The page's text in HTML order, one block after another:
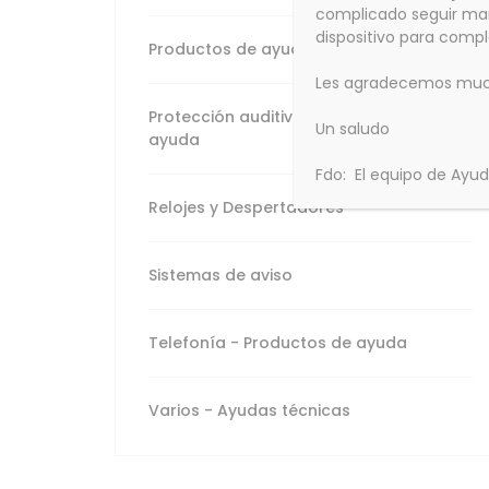
Productos de ayuda destacados
Protección auditiva - Productos de
ayuda
Relojes y Despertadores
Sistemas de aviso
Telefonía - Productos de ayuda
Varios - Ayudas técnicas
complicado seguir
dispositivo para
Les agradecemos
Un saludo
Fdo: El equipo de